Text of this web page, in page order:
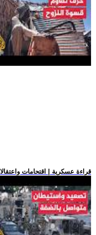
.. قراءة عسكرية | اقتحامات